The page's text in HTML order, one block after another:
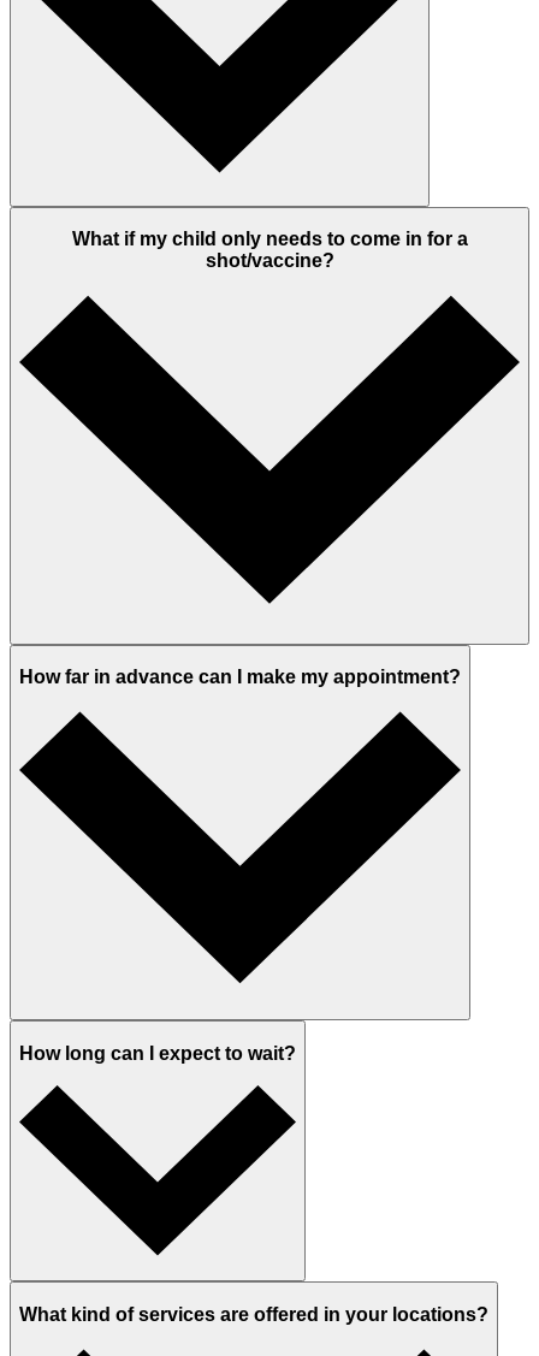
What if my child only needs to come in for a
shot/vaccine?
How far in advance can I make my appointment?
How long can I expect to wait?
What kind of services are offered in your locations?